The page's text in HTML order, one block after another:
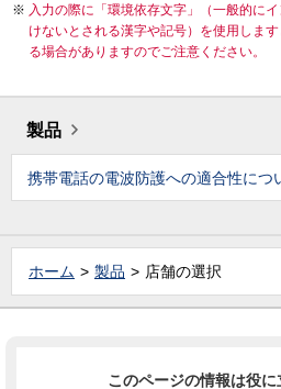
入力の際に「環境依存文字」（一般的に
けないとされる漢字や記号）を使用しま
る場合がありますのでご注意ください。
製品
携帯電話の電波防護への適合性につ
ホーム 製品 店舗の選択
このページの情報は役に